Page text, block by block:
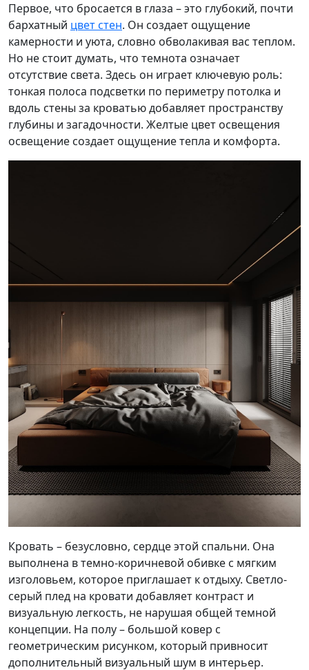
Первое, что бросается в глаза – это глубокий, почти
бархатный цвет стен. Он создает ощущение
камерности и уюта, словно обволакивая вас теплом.
Но не стоит думать, что темнота означает
отсутствие света. Здесь он играет ключевую роль:
тонкая полоса подсветки по периметру потолка и
вдоль стены за кроватью добавляет пространству
глубины и загадочности. Желтые цвет освещения
освещение создает ощущение тепла и комфорта.
Кровать – безусловно, сердце этой спальни. Она
выполнена в темно-коричневой обивке с мягким
изголовьем, которое приглашает к отдыху. Светло-
серый плед на кровати добавляет контраст и
визуальную легкость, не нарушая общей темной
концепции. На полу – большой ковер с
геометрическим рисунком, который привносит
дополнительный визуальный шум в интерьер.